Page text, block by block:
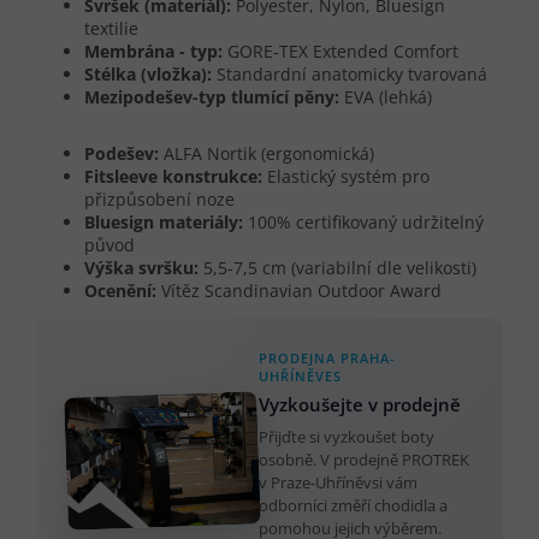
Svršek (materiál): Polyester, Nylon, Bluesign
textilie
Membrána - typ: GORE-TEX Extended Comfort
Stélka (vložka): Standardní anatomicky tvarovaná
Mezipodešev-typ tlumící pěny: EVA (lehká)
Podešev: ALFA Nortik (ergonomická)
Fitsleeve konstrukce: Elastický systém pro
přizpůsobení noze
Bluesign materiály: 100% certifikovaný udržitelný
původ
Výška svršku: 5,5-7,5 cm (variabilní dle velikosti)
Ocenění: Vítěz Scandinavian Outdoor Award
PRODEJNA PRAHA-
UHŘÍNĚVES
Vyzkoušejte v prodejně
Přijďte si vyzkoušet boty
osobně. V prodejně PROTREK
v Praze-Uhříněvsi vám
odborníci změří chodidla a
pomohou jejich výběrem.